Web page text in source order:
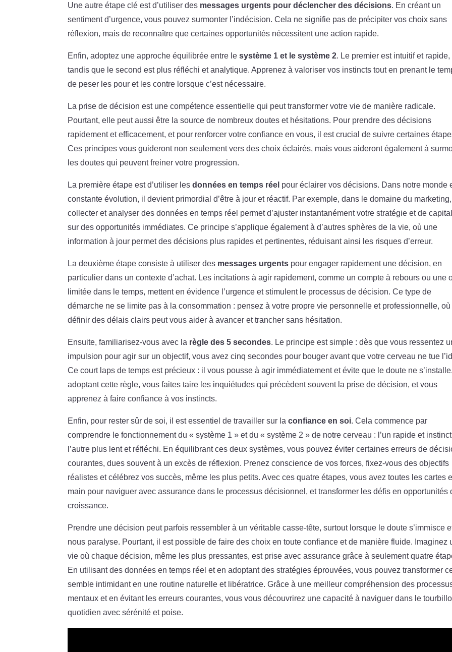
Une autre étape clé est d’utiliser des messages urgents pour déclencher des décisions. En créant un
sentiment d’urgence, vous pouvez surmonter l’indécision. Cela ne signifie pas de précipiter vos choix sans
réflexion, mais de reconnaître que certaines opportunités nécessitent une action rapide.
Enfin, adoptez une approche équilibrée entre lesystème 1 et le système 2. Le premier est intuitif et rapide,
tandis que le second est plus réfléchi et analytique. Apprenez à valoriser vos instincts tout en prenant le
de peser les pour et les contre lorsque c’est nécessaire.
La prise de décision est une compétence essentielle qui peut transformer votre vie de manière radicale.
Pourtant, elle peut aussi être la source de nombreux doutes et hésitations. Pour prendre des décisions
rapidement et efficacement, et pour renforcer votre confiance en vous, il est crucial de suivre certaines
Ces principes vous guideront non seulement vers des choix éclairés, mais vous aideront également à
les doutes qui peuvent freiner votre progression.
La première étape est d’utiliser lesdonnées en temps réel pour éclairer vos décisions. Dans notre monde
constante évolution, il devient primordial d’être à jour et réactif. Par exemple, dans le domaine du marketing,
collecter et analyser des données en temps réel permet d’ajuster instantanément votre stratégie et de
sur des opportunités immédiates. Ce principe s’applique également à d’autres sphères de la vie, où une
information à jour permet des décisions plus rapides et pertinentes, réduisant ainsi les risques d’erreur.
La deuxième étape consiste à utiliser des messages urgents pour engager rapidement une décision, en
particulier dans un contexte d’achat. Les incitations à agir rapidement, comme un compte à rebours ou une
limitée dans le temps, mettent en évidence l’urgence et stimulent le processus de décision. Ce type de
démarche ne se limite pas à la consommation : pensez à votre propre vie personnelle et professionnelle, où
définir des délais clairs peut vous aider à avancer et trancher sans hésitation.
Ensuite, familiarisez-vous avec la règle des 5 secondes. Le principe est simple : dès que vous ressentez
impulsion pour agir sur un objectif, vous avez cinq secondes pour bouger avant que votre cerveau ne tue
Ce court laps de temps est précieux : il vous pousse à agir immédiatement et évite que le doute ne
adoptant cette règle, vous faites taire les inquiétudes qui précèdent souvent la prise de décision, et vous
apprenez à faire confiance à vos instincts.
Enfin, pour rester sûr de soi, il est essentiel de travailler sur laconfiance en soi. Cela commence par
comprendre le fonctionnement du « système 1 » et du « système 2 » de notre cerveau : l’un rapide et
l’autre plus lent et réfléchi. En équilibrant ces deux systèmes, vous pouvez éviter certaines erreurs de
courantes, dues souvent à un excès de réflexion. Prenez conscience de vos forces, fixez-vous des objectifs
réalistes et célébrez vos succès, même les plus petits. Avec ces quatre étapes, vous avez toutes les cartes
main pour naviguer avec assurance dans le processus décisionnel, et transformer les défis en opportunités
croissance.
Prendre une décision peut parfois ressembler à un véritable casse-tête, surtout lorsque le doute s’immisce
nous paralyse. Pourtant, il est possible de faire des choix en toute confiance et de manière fluide. Imaginez
vie où chaque décision, même les plus pressantes, est prise avec assurance grâce à seulement quatre
En utilisant des données en temps réel et en adoptant des stratégies éprouvées, vous pouvez transformer
semble intimidant en une routine naturelle et libératrice. Grâce à une meilleur compréhension des
mentaux et en évitant les erreurs courantes, vous vous découvrirez une capacité à naviguer dans le
quotidien avec sérénité et poise.